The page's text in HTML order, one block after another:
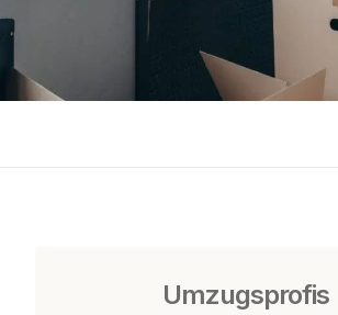
Umzugsprofis